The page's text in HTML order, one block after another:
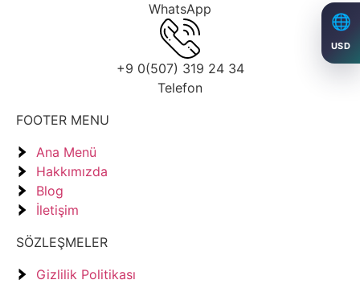
🌐
USD
WhatsApp
+9 0(507) 319 24 34
Telefon
FOOTER MENU
Ana Menü
Hakkımızda
Blog
İletişim
SÖZLEŞMELER
Gizlilik Politikası